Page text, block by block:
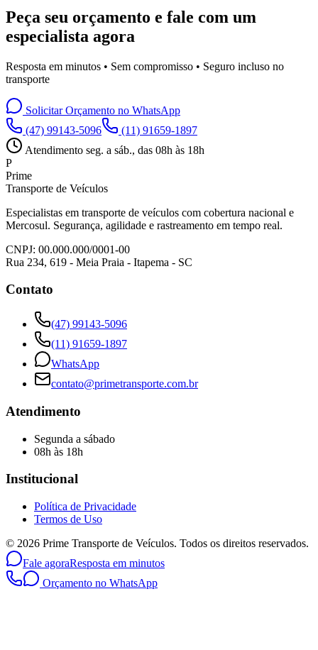
Peça seu orçamento e fale com um
especialista agora
Resposta em minutos • Sem compromisso • Seguro incluso no
transporte
Solicitar Orçamento no WhatsApp
(47) 99143-5096
(11) 91659-1897
Atendimento seg. a sáb., das 08h às 18h
P
Prime
Transporte de Veículos
Especialistas em transporte de veículos com cobertura nacional e
Mercosul. Segurança, agilidade e rastreamento em tempo real.
CNPJ: 00.000.000/0001-00
Rua 234, 619 - Meia Praia - Itapema - SC
Contato
(47) 99143-5096
(11) 91659-1897
WhatsApp
contato@primetransporte.com.br
Atendimento
Segunda a sábado
08h às 18h
Institucional
Política de Privacidade
Termos de Uso
© 2026 Prime Transporte de Veículos. Todos os direitos reservados.
Fale agoraResposta em minutos
Orçamento no WhatsApp